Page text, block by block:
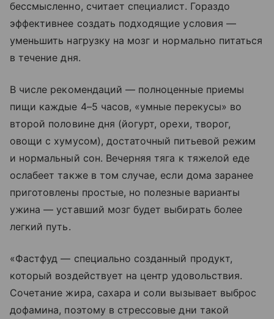
бессмысленно, считает специалист. Гораздо
эффективнее создать подходящие условия —
уменьшить нагрузку на мозг и нормально питаться
в течение дня.
В числе рекомендаций — полноценные приемы
пищи каждые 4–5 часов, «умные перекусы» во
второй половине дня (йогурт, орехи, творог,
овощи с хумусом), достаточный питьевой режим
и нормальный сон. Вечерняя тяга к тяжелой еде
ослабеет также в том случае, если дома заранее
приготовлены простые, но полезные варианты
ужина — уставший мозг будет выбирать более
легкий путь.
«Фастфуд — специально созданный продукт,
который воздействует на центр удовольствия.
Сочетание жира, сахара и соли вызывает выброс
дофамина, поэтому в стрессовые дни такой